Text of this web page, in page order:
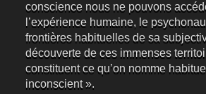
conscience nous ne pouvons
l’expérience humaine, le
frontières habituelles de sa
découverte de ces immenses
constituent ce qu’on nomme
inconscient ».